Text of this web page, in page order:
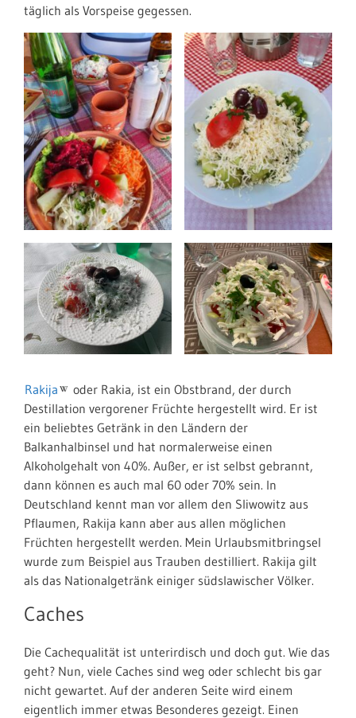
täglich als Vorspeise gegessen.
Rakija
oder Rakia, ist ein Obstbrand, der durch
Destillation vergorener Früchte hergestellt wird. Er ist
ein beliebtes Getränk in den Ländern der
Balkanhalbinsel und hat normalerweise einen
Alkoholgehalt von 40%. Außer, er ist selbst gebrannt,
dann können es auch mal 60 oder 70% sein. In
Deutschland kennt man vor allem den Sliwowitz aus
Pflaumen, Rakija kann aber aus allen möglichen
Früchten hergestellt werden. Mein Urlaubsmitbringsel
wurde zum Beispiel aus Trauben destilliert. Rakija gilt
als das Nationalgetränk einiger südslawischer Völker.
Caches
Die Cachequalität ist unterirdisch und doch gut. Wie das
geht? Nun, viele Caches sind weg oder schlecht bis gar
nicht gewartet. Auf der anderen Seite wird einem
eigentlich immer etwas Besonderes gezeigt. Einen